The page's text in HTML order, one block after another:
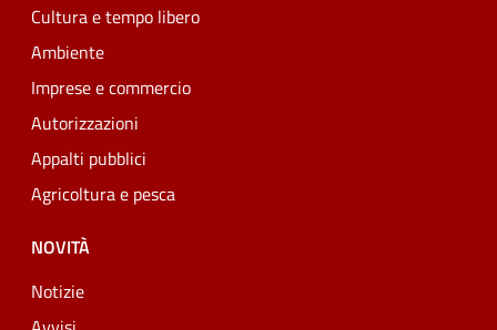
Cultura e tempo libero
Ambiente
Imprese e commercio
Autorizzazioni
Appalti pubblici
Agricoltura e pesca
NOVITÀ
Notizie